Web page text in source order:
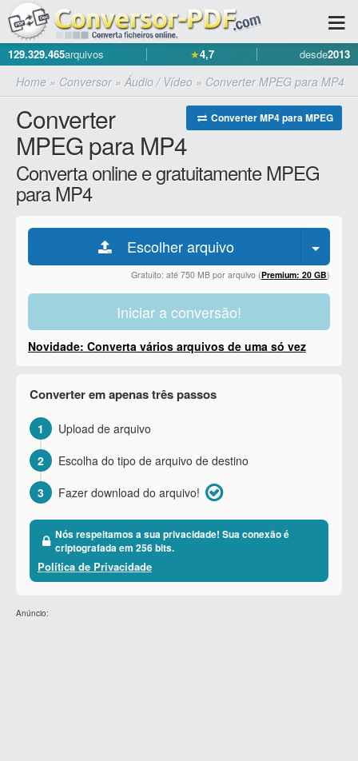
129.329.465arquivos ★4,7 desde2013
Home » Conversor» Áudio / Vídeo » Converter MPEG para MP4
Converter MP4 para MPEG
Converter
MPEG para MP4
Converta online e gratuitamente MPEG
para MP4
Escolher arquivo
Gratuito: até 750 MB por arquivo (Premium: 20 GB)
Iniciar a conversão!
Novidade: Converta vários arquivos de uma só vez
Converter em apenas três passos
1
Upload de arquivo
2
Escolha do tipo de arquivo de destino
3
Fazer download do arquivo!
Nós respeitamos a sua privacidade! Sua conexão é
criptografada em 256 bits.
Política de Privacidade
Anúncio: